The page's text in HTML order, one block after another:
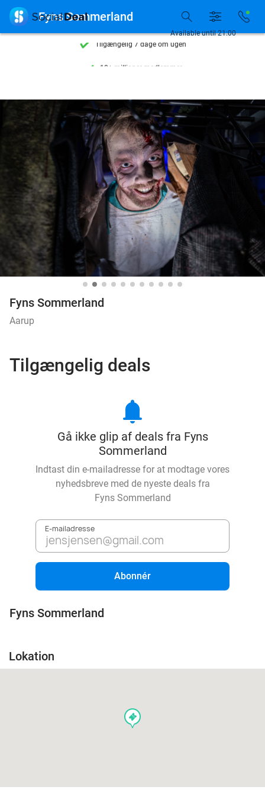
Tilgængelig 7 dage om ugen
Tilgængelig 7 dage om ugen
10+ millioner medlemmer
Available until 21:00
 Fyns Sommerland
Fyns Sommerland
Aarup
Tilgængelig deals
notifications
Gå ikke glip af deals fra Fyns
Sommerland
Indtast din e-mailadresse for at modtage vores
nyhedsbreve med de nyeste deals fra
Fyns Sommerland
E-mailadresse
Abonnér
Fyns Sommerland
Lokation
events